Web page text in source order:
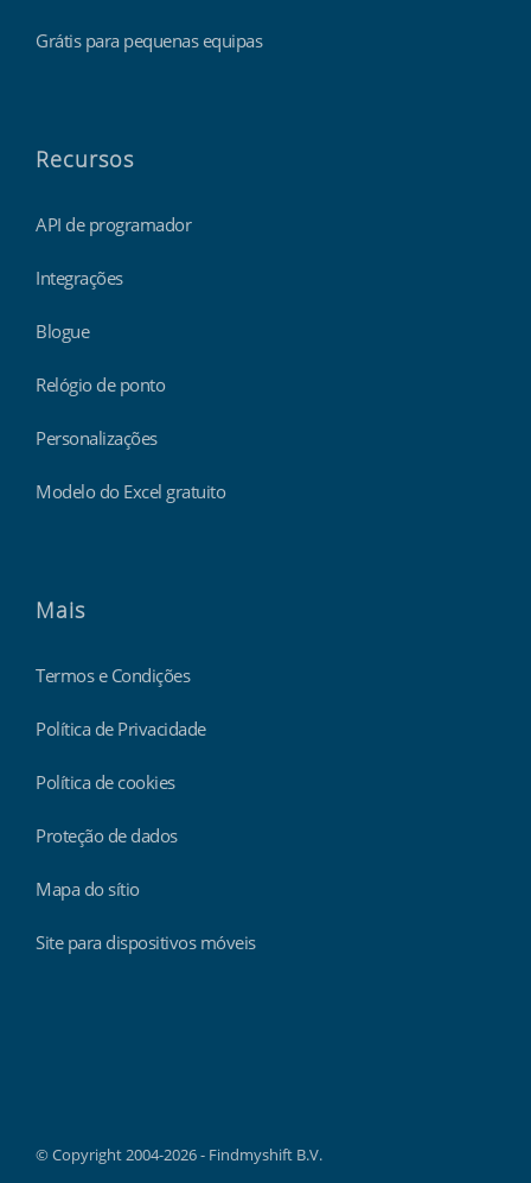
Grátis para pequenas equipas
Recursos
API de programador
Integrações
Blogue
Relógio de ponto
Personalizações
Modelo do Excel gratuito
Mais
Termos e Condições
Política de Privacidade
Política de cookies
Proteção de dados
Mapa do sítio
Site para dispositivos móveis
© Copyright 2004-2026 - Findmyshift B.V.